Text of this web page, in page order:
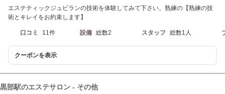
エステティックジュビランの技術を体験してみて下さい。熟練の【熟練の技
術とキレイをお約束します】
口コミ 11件 設備 総数2 スタッフ 総数1人
クーポンを表示
黒部駅のエステサロン - その他